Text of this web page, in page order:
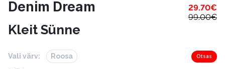
Denim Dream 29.70€
99.00€
Kleit Sünne
Vali värv: Roosa Otsas